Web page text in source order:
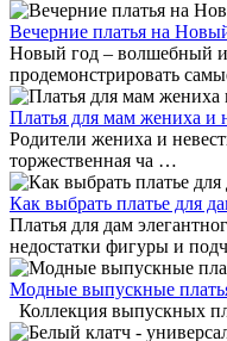
Вечерние платья на
Новый год – волшебный и
продемонстрировать
Платья для мам жениха и
Родители жениха и
торжественная ча …
Как выбрать платье для
Платья для дам
недостатки фигуры и
Модные выпускные
Коллекция выпускных